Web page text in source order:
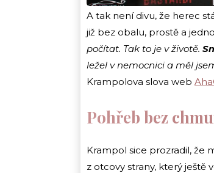
A tak není divu, že herec
již bez obalu, prostě a
počítat. Tak to je v životě.
ležel v nemocnici a měl
Krampolova slova web
Pohřeb bez
Krampol sice prozradil, že
z otcovy strany, který ještě